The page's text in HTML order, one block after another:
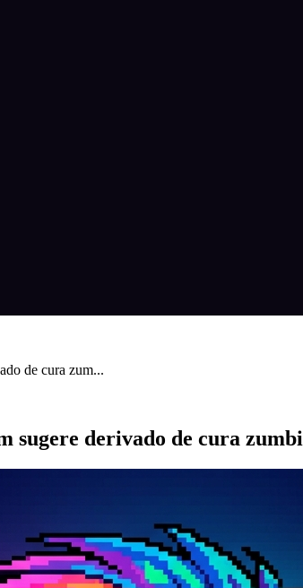
de cura zum...
sugere derivado de cura zumbi